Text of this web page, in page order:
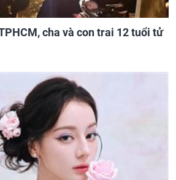
cha và con trai 12 tuổi tử